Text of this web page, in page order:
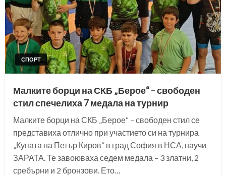
СПОРТ
Малките борци на СКБ „Берое“ – свободен
стил спечелиха 7 медала на турнир
Малките борци на СКБ „Берое“ – свободен стил се
представиха отлично при участието си на турнира
„Купата на Петър Киров“ в град София в НСА, научи
ЗАРАТА. Те завоюваха седем медала – 3 златни, 2
сребърни и 2 бронзови. Ето…